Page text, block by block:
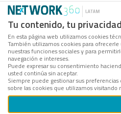
Tu contenido, tu
En esta página web utilizamos cookies
También utilizamos cookies para
nuestras funciones sociales y para
navegación e intereses.
Puede expresar su consentimiento
usted continúa sin aceptar.
Siempre puede gestionar sus
sobre las cookies que utilizamos visitando